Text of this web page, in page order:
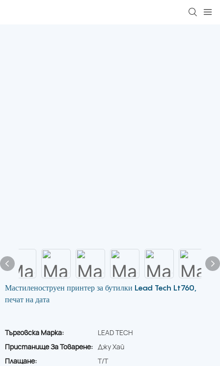
Мастиленоструен принтер за бутилки Lead Tech Lt760,
печат на дата
Търговска Марка:
LEAD TECH
Пристанище За Товарене: Джу Хай
Плащане:
T/T